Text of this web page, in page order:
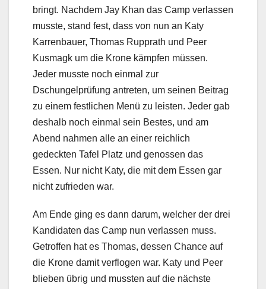
bringt. Nachdem Jay Khan das Camp verlassen
musste, stand fest, dass von nun an Katy
Karrenbauer, Thomas Rupprath und Peer
Kusmagk um die Krone kämpfen müssen.
Jeder musste noch einmal zur
Dschungelprüfung antreten, um seinen Beitrag
zu einem festlichen Menü zu leisten. Jeder gab
deshalb noch einmal sein Bestes, und am
Abend nahmen alle an einer reichlich
gedeckten Tafel Platz und genossen das
Essen. Nur nicht Katy, die mit dem Essen gar
nicht zufrieden war.
Am Ende ging es dann darum, welcher der drei
Kandidaten das Camp nun verlassen muss.
Getroffen hat es Thomas, dessen Chance auf
die Krone damit verflogen war. Katy und Peer
blieben übrig und mussten auf die nächste